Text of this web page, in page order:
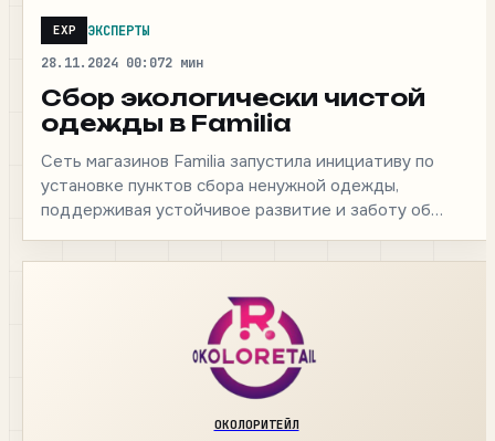
EXP
ЭКСПЕРТЫ
28.11.2024 00:072 мин
Сбор экологически чистой
одежды в Familia
Сеть магазинов Familia запустила инициативу по
установке пунктов сбора ненужной одежды,
поддерживая устойчивое развитие и заботу об
экологии. Эта мера помогает клиентам…
ОКОЛОРИТЕЙЛ